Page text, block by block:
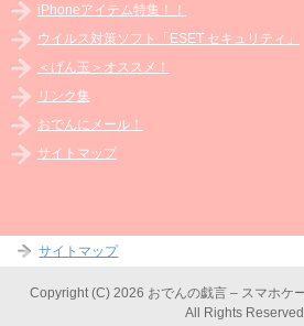
iPhoneアイテム特集！！
ウイルス対策ソフト「ESET セキュリティ」
＜げん玉＞オススメ！
リンク集
おでんにメール！
サイトマップ
サイトマップ
Copyright (C) 2026 おでんの戯言 – スマホケ
All Rights